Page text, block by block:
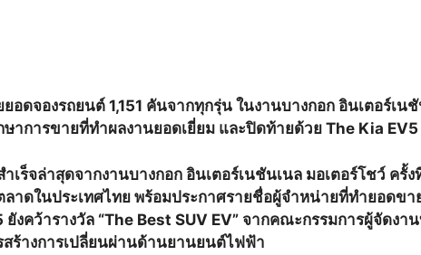
อดจองรถยนต์ 1,151 คันจากทุกรุ่น ในงานบางกอก อินเตอร์เน
าการขายที่ทำผลงานยอดเยี่ยม และปิดท้ายด้วย The Kia
เร็จล่าสุดจากงานบางกอก อินเตอร์เนชันเนล มอเตอร์โชว์ ครั้
าดในประเทศไทย พร้อมประกาศรายชื่อผู้จำหน่ายที่ทำยอดข
คว้ารางวัล “The Best SUV EV” จากคณะกรรมการผู้จัดงา
ร้างการเปลี่ยนผ่านด้านยานยนต์ไฟฟ้า